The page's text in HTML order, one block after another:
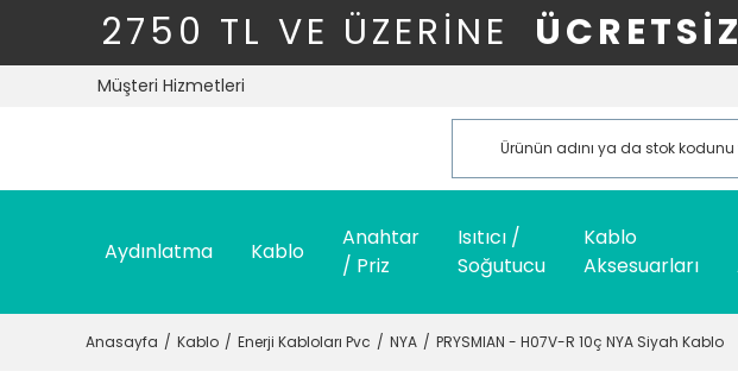
2750 TL VE ÜZERİNE
Müşteri Hizmetleri
Aydınlatma Kablo
Anahtar
/ Priz
Isıtıcı /
Soğutucu
Kablo
Aksesuarları
Anasayfa Kablo Enerji Kabloları Pvc NYA PRYSMIAN - H07V-R 10ç NYA Siyah Kablo